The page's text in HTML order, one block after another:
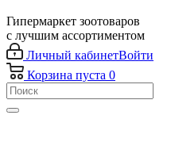
Гипермаркет зоотоваров
с лучшим ассортиментом
Личный кабинетВойти
Корзина пуста 0